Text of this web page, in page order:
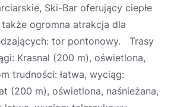
Ski-Bar oferujący ciepłe
także ogromna atrakcja dla
tor pontonowy. Trasy
Krasnal (200 m), oświetlona,
trudności: łatwa, wyciąg:
(200 m), oświetlona, naśnieżana,